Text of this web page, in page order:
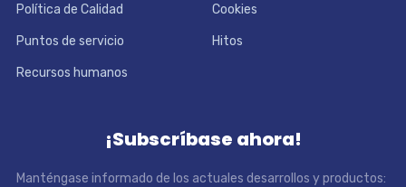
Política de Calidad Cookies
Puntos de servicio Hitos
Recursos humanos
¡Subscríbase ahora!
Manténgase informado de los actuales desarrollos y productos: